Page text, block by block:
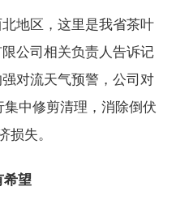
地区，这里是我省茶叶
公司相关负责人告诉记
对流天气预警，公司对
中修剪清理，消除倒伏
失。
希望